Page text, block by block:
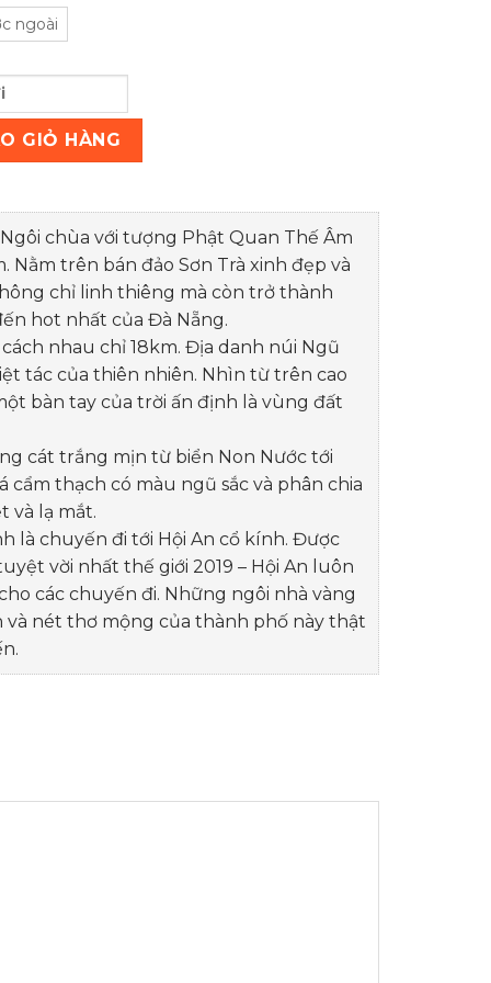
ngoài
- Hội An số lượng
GIỎ HÀNG
chùa với tượng Phật Quan Thế Âm
Nằm trên bán đảo Sơn Trà xinh đẹp và
chỉ linh thiêng mà còn trở thành
hot nhất của Đà Nẵng.
nhau chỉ 18km. Địa danh núi Ngũ
tác của thiên nhiên. Nhìn từ trên cao
bàn tay của trời ấn định là vùng đất
cát trắng mịn từ biển Non Nước tới
cẩm thạch có màu ngũ sắc và phân chia
và lạ mắt.
là chuyến đi tới Hội An cổ kính. Được
vời nhất thế giới 2019 – Hội An luôn
các chuyến đi. Những ngôi nhà vàng
nét thơ mộng của thành phố này thật